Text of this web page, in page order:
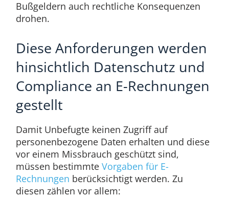
Bußgeldern auch rechtliche Konsequenzen
drohen.
Diese Anforderungen werden
hinsichtlich Datenschutz und
Compliance an E-Rechnungen
gestellt
Damit Unbefugte keinen Zugriff auf
personenbezogene Daten erhalten und diese
vor einem Missbrauch geschützt sind,
müssen bestimmte Vorgaben für E-
Rechnungen berücksichtigt werden. Zu
diesen zählen vor allem: